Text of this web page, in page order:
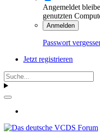
Angemeldet
genutzten
Anmelden
Passwort
Jetzt registrieren